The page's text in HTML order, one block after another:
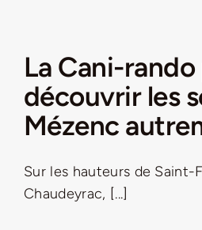
La Cani-
découvrir les
Mézenc
Sur les hauteurs de Saint-
Chaudeyrac, [...]